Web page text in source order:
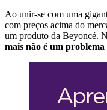
Ao unir-se com uma
com preços acima do
um produto da Beyoncé.
mais não é um